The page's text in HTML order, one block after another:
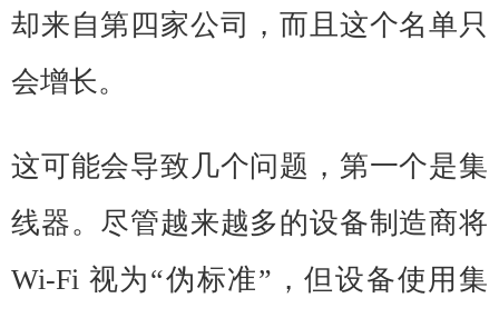
却来自第四家公司，而且这个名单只
会增长。
这可能会导致几个问题，第一个是集
线器。尽管越来越多的设备制造商将
Wi-Fi 视为“伪标准”，但设备使用集